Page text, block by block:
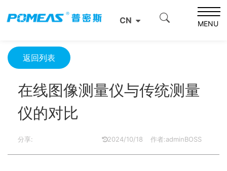
CN MENU
在线图像测量仪与传统测量仪的对比
返回列表
在线图像测量仪与传统测量
仪的对比
分享: 2024/10/18 作者:adminBOSS